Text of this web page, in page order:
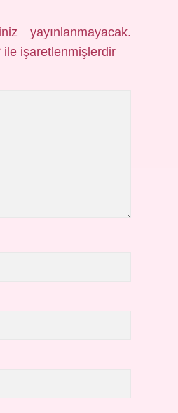
yayınlanmayacak.
ile işaretlenmişlerdir